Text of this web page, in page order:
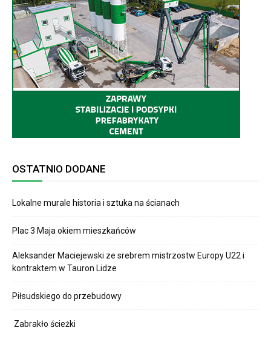
OSTATNIO DODANE
Lokalne murale historia i sztuka na ścianach
Plac 3 Maja okiem mieszkańców
Aleksander Maciejewski ze srebrem mistrzostw Europy U22 i
kontraktem w Tauron Lidze
Piłsudskiego do przebudowy
Zabrakło ścieżki